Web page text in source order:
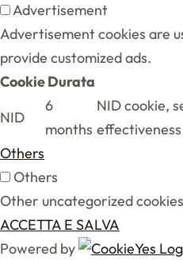
Advertisement
Advertisement cookies are
provide customized ads.
CookieDurata
NID
6
months
NID cookie,
Others
Others
Other uncategorized
ACCETTA E SALVA
Powered by